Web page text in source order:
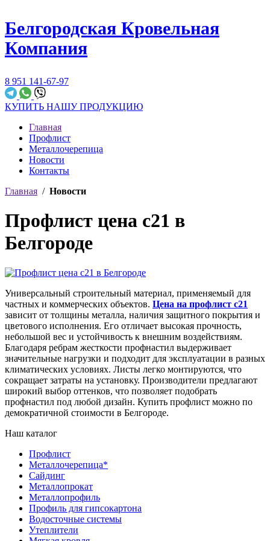
Белгородская Кровельная
Компания
8 951 141-67-97
КУПИТЬ НАШУ ПРОДУКЦИЮ
Главная
Профлист
Металлочерепица
Новости
Контакты
Главная / Новости
Профлист цена с21 в
Белгороде
Универсальный строительный материал, применяемый для
частных и коммерческих объектов. Цена на профлист с21
зависит от толщины металла, наличия защитного покрытия и
цветового исполнения. Его отличает высокая прочность,
небольшой вес и устойчивость к внешним воздействиям.
Благодаря ребрам жесткости профнастил выдерживает
значительные нагрузки и подходит для эксплуатации в разных
климатических условиях. Листы легко монтируются, что
сокращает затраты на установку. Производители предлагают
широкий выбор оттенков, что позволяет подобрать
профнастил под любой дизайн. Купить профлист можно по
демократичной стоимости в Белгороде.
Наш каталог
Профлист
Металлочерепица*
Сайдинг
Металлопрокат
Металлопрофиль
Профиль для гипсокартона
Водосточные системы
Утеплители